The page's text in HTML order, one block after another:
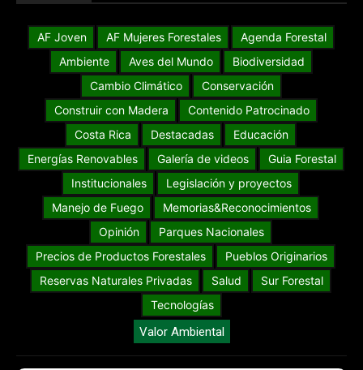
AF Joven AF Mujeres Forestales
Agenda Forestal
Ambiente
Aves del Mundo
Biodiversidad
Cambio Climático
Conservación
Construir con Madera
Contenido Patrocinado
Costa Rica
Destacadas
Educación
Energías Renovables
Galería de videos
Guia Forestal
Institucionales
Legislación y proyectos
Manejo de Fuego
Memorias&Reconocimientos
Opinión
Parques Nacionales
Precios de Productos Forestales
Pueblos Originarios
Reservas Naturales Privadas
Salud
Sur Forestal
Tecnologías
Valor Ambiental